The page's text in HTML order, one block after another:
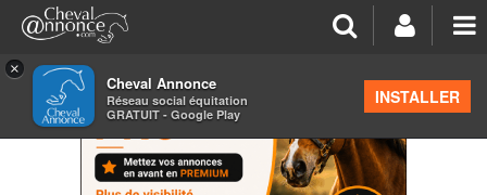
×
Cheval Annonce
Réseau social équitation
GRATUIT - Google Play
INSTALLER